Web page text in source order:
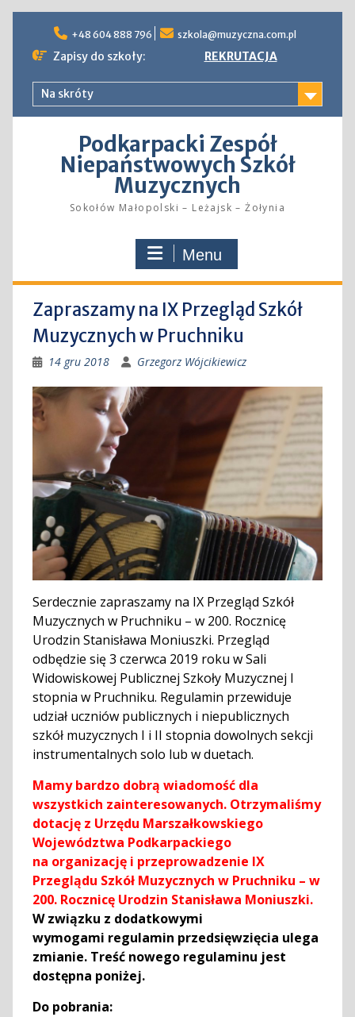
content
+48 604 888 796 szkola@muzyczna.com.pl
Zapisy do szkoły: REKRUTACJA
Na skróty
Podkarpacki Zespół
Niepaństwowych Szkół
Muzycznych
Sokołów Małopolski – Leżajsk – Żołynia
Menu
Zapraszamy na IX Przegląd Szkół
Muzycznych w Pruchniku
14 gru 2018 Grzegorz Wójcikiewicz
Serdecznie zapraszamy na IX Przegląd Szkół
Muzycznych w Pruchniku – w 200. Rocznicę
Urodzin Stanisława Moniuszki. Przegląd
odbędzie się 3 czerwca 2019 roku w Sali
Widowiskowej Publicznej Szkoły Muzycznej I
stopnia w Pruchniku. Regulamin przewiduje
udział uczniów publicznych i niepublicznych
szkół muzycznych I i II stopnia dowolnych sekcji
instrumentalnych solo lub w duetach.
Mamy bardzo dobrą wiadomość dla
wszystkich zainteresowanych. Otrzymaliśmy
dotację z Urzędu Marszałkowskiego
Województwa Podkarpackiego
na organizację i przeprowadzenie IX
Przeglądu Szkół Muzycznych w Pruchniku – w
200. Rocznicę Urodzin Stanisława Moniuszki.
W związku z dodatkowymi
wymogami regulamin przedsięwzięcia ulega
zmianie. Treść nowego regulaminu jest
dostępna poniżej.
Do pobrania: